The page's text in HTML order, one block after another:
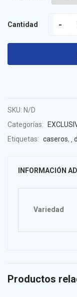
Cantidad
SKU: N/D
Categorías:
Etiquetas: caseros,
INFORMACIÓN
Variedad
Productos